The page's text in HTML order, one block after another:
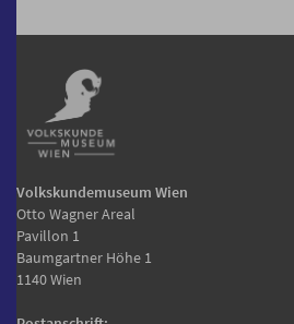
Volkskundemuseum Wien
Otto Wagner Areal
Pavillon 1
Baumgartner Höhe 1
1140 Wien